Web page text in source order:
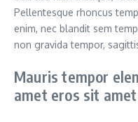
Pellentesque rhoncus
enim, nec blandit sem
non gravida tempor,
Mauris tempor
amet eros sit